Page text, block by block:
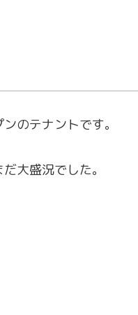
のテナントです。
大盛況でした。